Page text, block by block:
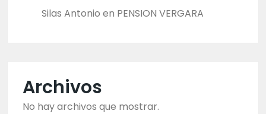
Silas Antonio en PENSION VERGARA
Archivos
No hay archivos que mostrar.